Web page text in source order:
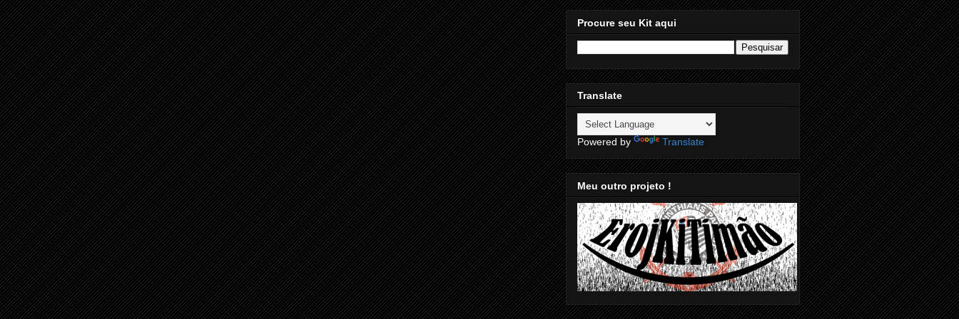
Procure seu Kit aqui
Translate
Powered by Translate
Meu outro projeto !